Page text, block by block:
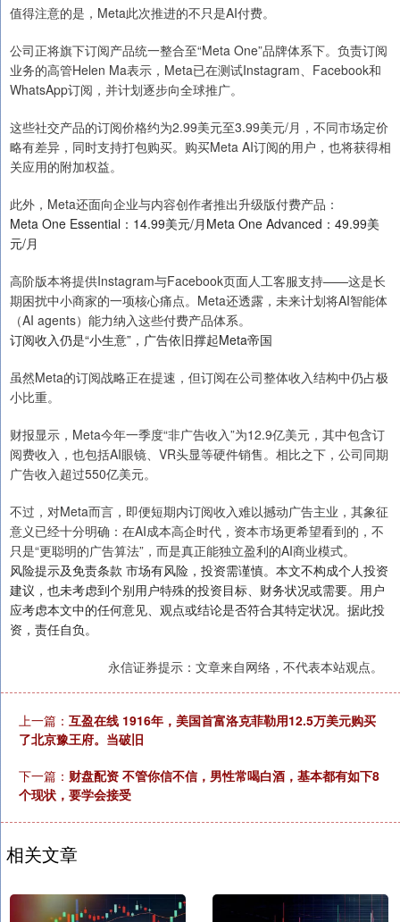
值得注意的是，Meta此次推进的不只是AI付费。
公司正将旗下订阅产品统一整合至“Meta One”品牌体系下。负责订阅
业务的高管Helen Ma表示，Meta已在测试Instagram、Facebook和
WhatsApp订阅，并计划逐步向全球推广。
这些社交产品的订阅价格约为2.99美元至3.99美元/月，不同市场定价
略有差异，同时支持打包购买。购买Meta AI订阅的用户，也将获得相
关应用的附加权益。
此外，Meta还面向企业与内容创作者推出升级版付费产品：
Meta One Essential：14.99美元/月Meta One Advanced：49.99美
元/月
高阶版本将提供Instagram与Facebook页面人工客服支持——这是长
期困扰中小商家的一项核心痛点。Meta还透露，未来计划将AI智能体
（AI agents）能力纳入这些付费产品体系。
订阅收入仍是“小生意”，广告依旧撑起Meta帝国
虽然Meta的订阅战略正在提速，但订阅在公司整体收入结构中仍占极
小比重。
财报显示，Meta今年一季度“非广告收入”为12.9亿美元，其中包含订
阅费收入，也包括AI眼镜、VR头显等硬件销售。相比之下，公司同期
广告收入超过550亿美元。
不过，对Meta而言，即便短期内订阅收入难以撼动广告主业，其象征
意义已经十分明确：在AI成本高企时代，资本市场更希望看到的，不
只是“更聪明的广告算法”，而是真正能独立盈利的AI商业模式。
风险提示及免责条款 市场有风险，投资需谨慎。本文不构成个人投资
建议，也未考虑到个别用户特殊的投资目标、财务状况或需要。用户
应考虑本文中的任何意见、观点或结论是否符合其特定状况。据此投
资，责任自负。
永信证券提示：文章来自网络，不代表本站观点。
上一篇： 互盈在线 1916年，美国首富洛克菲勒用12.5万美元购买
了北京豫王府。当破旧
下一篇： 财盘配资 不管你信不信，男性常喝白酒，基本都有如下8
个现状，要学会接受
相关文章